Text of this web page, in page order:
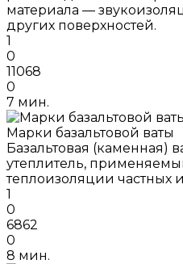
материала —
других поверхностей.
1
0
11068
0
7 мин.
Марки базальтовой ваты
Базальтовая (каменная)
утеплитель,
теплоизоляции частных
1
0
6862
0
8 мин.